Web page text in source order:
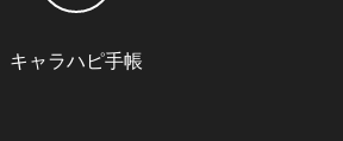
キャラハピ手帳